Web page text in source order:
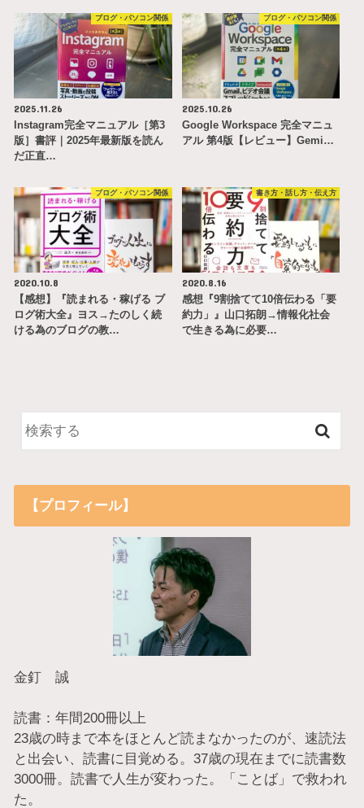
ブログ・パソコン関係
2025.11.26
Instagram完全マニュアル［第3
版］書評｜2025年最新版を読ん
だ正直…
ブログ・パソコン関係
2025.10.26
Google Workspace 完全マニュ
アル 第4版【レビュー】Gemi…
ブログ・パソコン関係
2020.10.8
【感想】『読まれる・稼げる ブ
ログ術大全』ヨス→たのしく続
ける為のブログの教…
書き方・話し方・伝え方
2020.8.16
感想『9割捨てて10倍伝わる「要
約力」』山口拓朗→情報化社会
で生きる為に必要…
【プロフィール】
金釘 誠
読書：年間200冊以上
23歳の時まで本をほとんど読まなかったのが、速読法
と出会い、読書に目覚める。37歳の現在までに読書数
3000冊。読書で人生が変わった。「ことば」で救われ
た。